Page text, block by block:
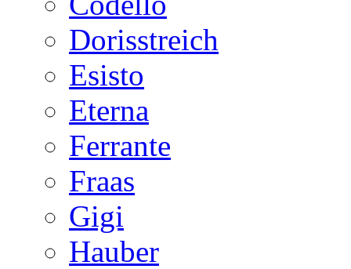
Dorisstreich
Esisto
Eterna
Ferrante
Fraas
Gigi
Hauber